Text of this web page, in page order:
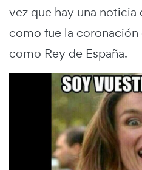
vez que hay una noticia
como fue la coronación
como Rey de España.